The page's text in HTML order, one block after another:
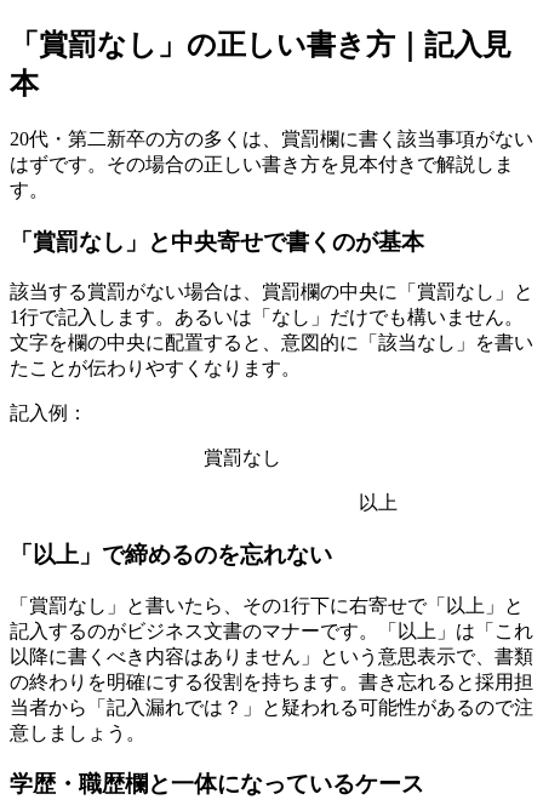
「賞罰なし」の正しい書き方｜記入見
本
20代・第二新卒の方の多くは、賞罰欄に書く該当事項がない
はずです。その場合の正しい書き方を見本付きで解説しま
す。
「賞罰なし」と中央寄せで書くのが基本
該当する賞罰がない場合は、賞罰欄の中央に「賞罰なし」と
1行で記入します。あるいは「なし」だけでも構いません。
文字を欄の中央に配置すると、意図的に「該当なし」を書い
たことが伝わりやすくなります。
記入例：
賞罰なし
以上
「以上」で締めるのを忘れない
「賞罰なし」と書いたら、その1行下に右寄せで「以上」と
記入するのがビジネス文書のマナーです。「以上」は「これ
以降に書くべき内容はありません」という意思表示で、書類
の終わりを明確にする役割を持ちます。書き忘れると採用担
当者から「記入漏れでは？」と疑われる可能性があるので注
意しましょう。
学歴・職歴欄と一体になっているケース